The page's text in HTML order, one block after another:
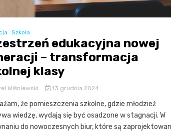
Szkoła
edukacyjna nowej
– transformacja
klasy
Wiśniewski 13 grudnia 2024
że pomieszczenia szkolne, gdzie młodzież
wiedzę, wydają się być osadzone w stagnacji. W
do nowoczesnych biur, które są